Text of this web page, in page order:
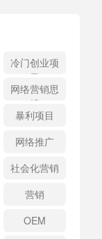
冷门创业项
目
网络营销思
维
暴利项目
网络推广
社会化营销
营销
OEM